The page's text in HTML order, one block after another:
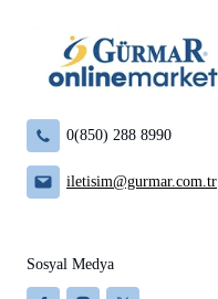
0(850) 288 8990
iletisim@gurmar.com.tr
Sosyal Medya